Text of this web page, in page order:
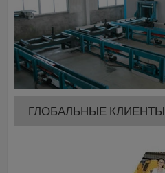
ГЛОБАЛЬНЫЕ КЛИЕНТЫ